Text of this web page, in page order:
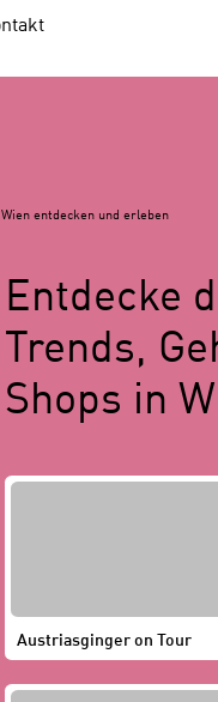
Wien entdecken und erleben
Entdecke
Trends,
Shops in
Austriasginger on Tour